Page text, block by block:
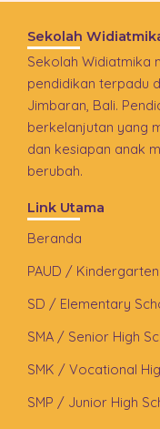
Sekolah
Sekolah Widiatmika
pendidikan terpadu
Jimbaran, Bali.
berkelanjutan yang
dan kesiapan anak
berubah.
Link Utama
Beranda
PAUD / Kindergarten
SD / Elementary
SMA / Senior High
SMK / Vocational
SMP / Junior High